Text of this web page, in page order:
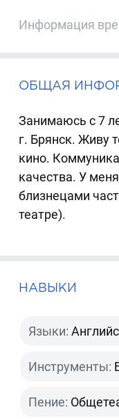
Информация
ОБЩАЯ
Занимаюсь с 7
г. Брянск. Живу
кино.
качества. У
близнецами
театре).
НАВЫКИ
Языки:
Инструменты:
Пение: